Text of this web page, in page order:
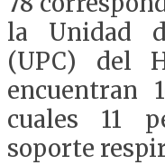
la Unidad
(UPC) del
encuentran
cuales 11
soporte